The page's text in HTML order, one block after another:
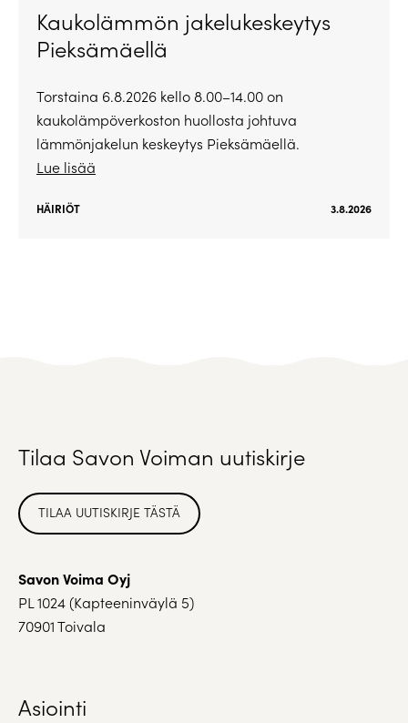
Kaukolämmön jakelukeskeytys
Pieksämäellä
Torstaina 6.8.2026 kello 8.00–14.00 on
kaukolämpöverkoston huollosta johtuva
lämmönjakelun keskeytys Pieksämäellä.
Lue lisää
HÄIRIÖT 3.8.2026
Tilaa Savon Voiman uutiskirje
TILAA UUTISKIRJE TÄSTÄ
Savon Voima Oyj
PL 1024 (Kapteeninväylä 5)
70901 Toivala
Asiointi